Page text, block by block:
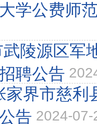
学公费师
陵源区军
聘公告
家界市慈利
告 2024-07-